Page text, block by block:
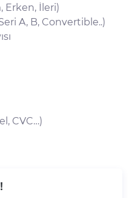
Erken, İleri)
A, B, Convertible..)
CVC…)